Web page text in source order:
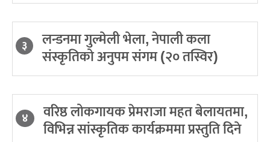
३ लन्डनमा गुल्मेली भेला, नेपाली कला
संस्कृतिको अनुपम संगम (२० तस्विर)
४ वरिष्ठ लोकगायक प्रेमराजा महत बेलायतमा,
विभिन्न सांस्कृतिक कार्यक्रममा प्रस्तुति दिने